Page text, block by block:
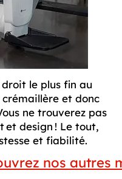
le plus fin au
crémaillère et donc
ne trouverez pas
et design ! Le tout,
et fiabilité.
nos autres